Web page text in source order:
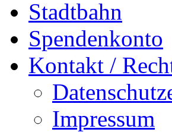
Stadtbahn
Spendenkonto
Kontakt /
Impressum